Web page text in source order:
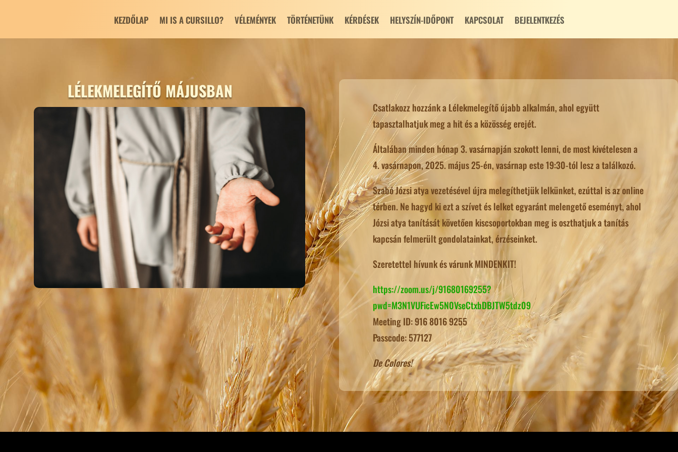
KEZDŐLAP MI IS A CURSILLO? VÉLEMÉNYEK TÖRTÉNETÜNK KÉRDÉSEK HELYSZÍN-IDŐPONT KAPCSOLAT BEJELENTKEZÉS
LÉLEKMELEGÍTŐ MÁJUSBAN
Csatlakozz hozzánk a Lélekmelegítő újabb alkalmán, ahol együtt
tapasztalhatjuk meg a hit és a közösség erejét.
Általában minden hónap 3. vasárnapján szokott lenni, de most kivételesen a
4. vasárnapon, 2025. május 25-én, vasárnap este 19:30-tól lesz a találkozó.
Szabó Józsi atya vezetésével újra melegíthetjük lelkünket, ezúttal is az online
térben. Ne hagyd ki ezt a szívet és lelket egyaránt melengető eseményt, ahol
Józsi atya tanítását követően kiscsoportokban meg is oszthatjuk a tanítás
kapcsán felmerült gondolatainkat, érzéseinket.
Szeretettel hívunk és várunk MINDENKIT!
https://zoom.us/j/91680169255?
pwd=M3N1VUFicEw5N0VseCtxbDBJTW5tdz09
Meeting ID: 916 8016 9255
Passcode: 577127
De Colores!